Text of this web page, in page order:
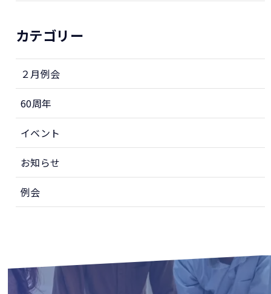
カテゴリー
２月例会
60周年
イベント
お知らせ
例会